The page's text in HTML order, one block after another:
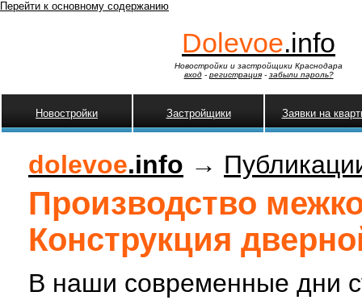
Перейти к основному содержанию
Dolevoe.info
Новостройки и застройщики Краснодара
вход- регистрация- забыли пароль?
Новостройки Застройщики Заявки на
dolevoe.info →
Производство
Конструкция
В наши современные дни